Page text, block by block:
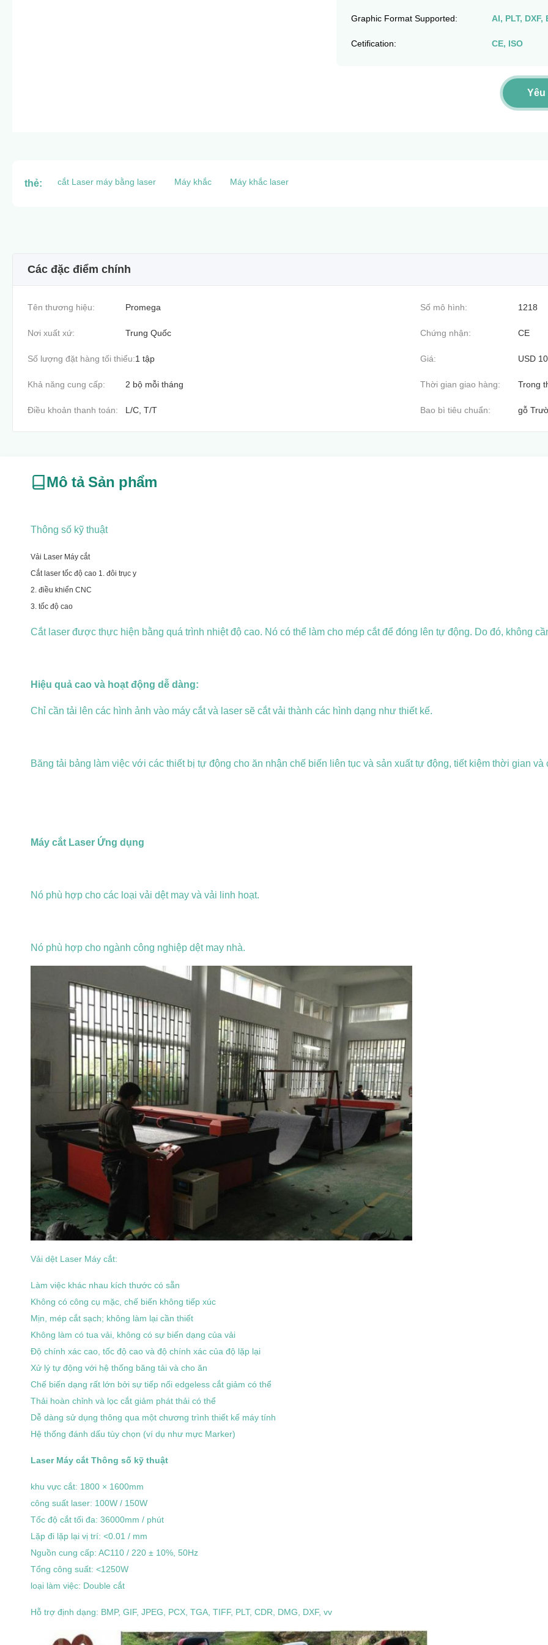
Graphic Format Supported: AI, PLT, DXF,
Cetification: CE, ISO
Yêu
thẻ: cắt Laser máy bằng laser Máy khắc Máy khắc laser
Các đặc điểm chính
Tên thương hiệu: Promega Số mô hình: 1218
Nơi xuất xứ: Trung Quốc Chứng nhận: CE
Số lượng đặt hàng tối thiểu:1 tập Giá: USD
Khả năng cung cấp: 2 bộ mỗi tháng Thời gian giao hàng: Trong
Điều khoản thanh toán: L/C, T/T Bao bì tiêu chuẩn: gỗ
Mô tả Sản phẩm
Thông số kỹ thuật
Vải Laser Máy cắt
Cắt laser tốc độ cao 1. đôi trục y
2. điều khiển CNC
3. tốc độ cao
Cắt laser được thực hiện bằng quá trình nhiệt độ cao. Nó có thể làm cho mép cắt để đóng lên tự động. Do đó, không
Hiệu quả cao và hoạt động dễ dàng:
Chỉ cần tải lên các hình ảnh vào máy cắt và laser sẽ cắt vải thành các hình dạng như thiết kế.
Băng tải bảng làm việc với các thiết bị tự động cho ăn nhận chế biến liên tục và sản xuất tự động, tiết kiệm thời gian và
Máy cắt Laser Ứng dụng
Nó phù hợp cho các loại vải dệt may và vải linh hoạt.
Nó phù hợp cho ngành công nghiệp dệt may nhà.
Vải dệt Laser Máy cắt:
Làm việc khác nhau kích thước có sẵn
Không có công cụ mặc, chế biến không tiếp xúc
Mịn, mép cắt sạch; không làm lại cần thiết
Không làm có tua vải, không có sự biến dạng của vải
Độ chính xác cao, tốc độ cao và độ chính xác của độ lặp lại
Xử lý tự động với hệ thống băng tải và cho ăn
Chế biến dạng rất lớn bởi sự tiếp nối edgeless cắt giảm có thể
Thải hoàn chỉnh và lọc cắt giảm phát thải có thể
Dễ dàng sử dụng thông qua một chương trình thiết kế máy tính
Hệ thống đánh dấu tùy chọn (ví dụ như mực Marker)
Laser Máy cắt Thông số kỹ thuật
khu vực cắt: 1800 × 1600mm
công suất laser: 100W / 150W
Tốc độ cắt tối đa: 36000mm / phút
Lặp đi lặp lại vị trí: <0.01 / mm
Nguồn cung cấp: AC110 / 220 ± 10%, 50Hz
Tổng công suất: <1250W
loại làm việc: Double cắt
Hỗ trợ định dạng: BMP, GIF, JPEG, PCX, TGA, TIFF, PLT, CDR, DMG, DXF, vv